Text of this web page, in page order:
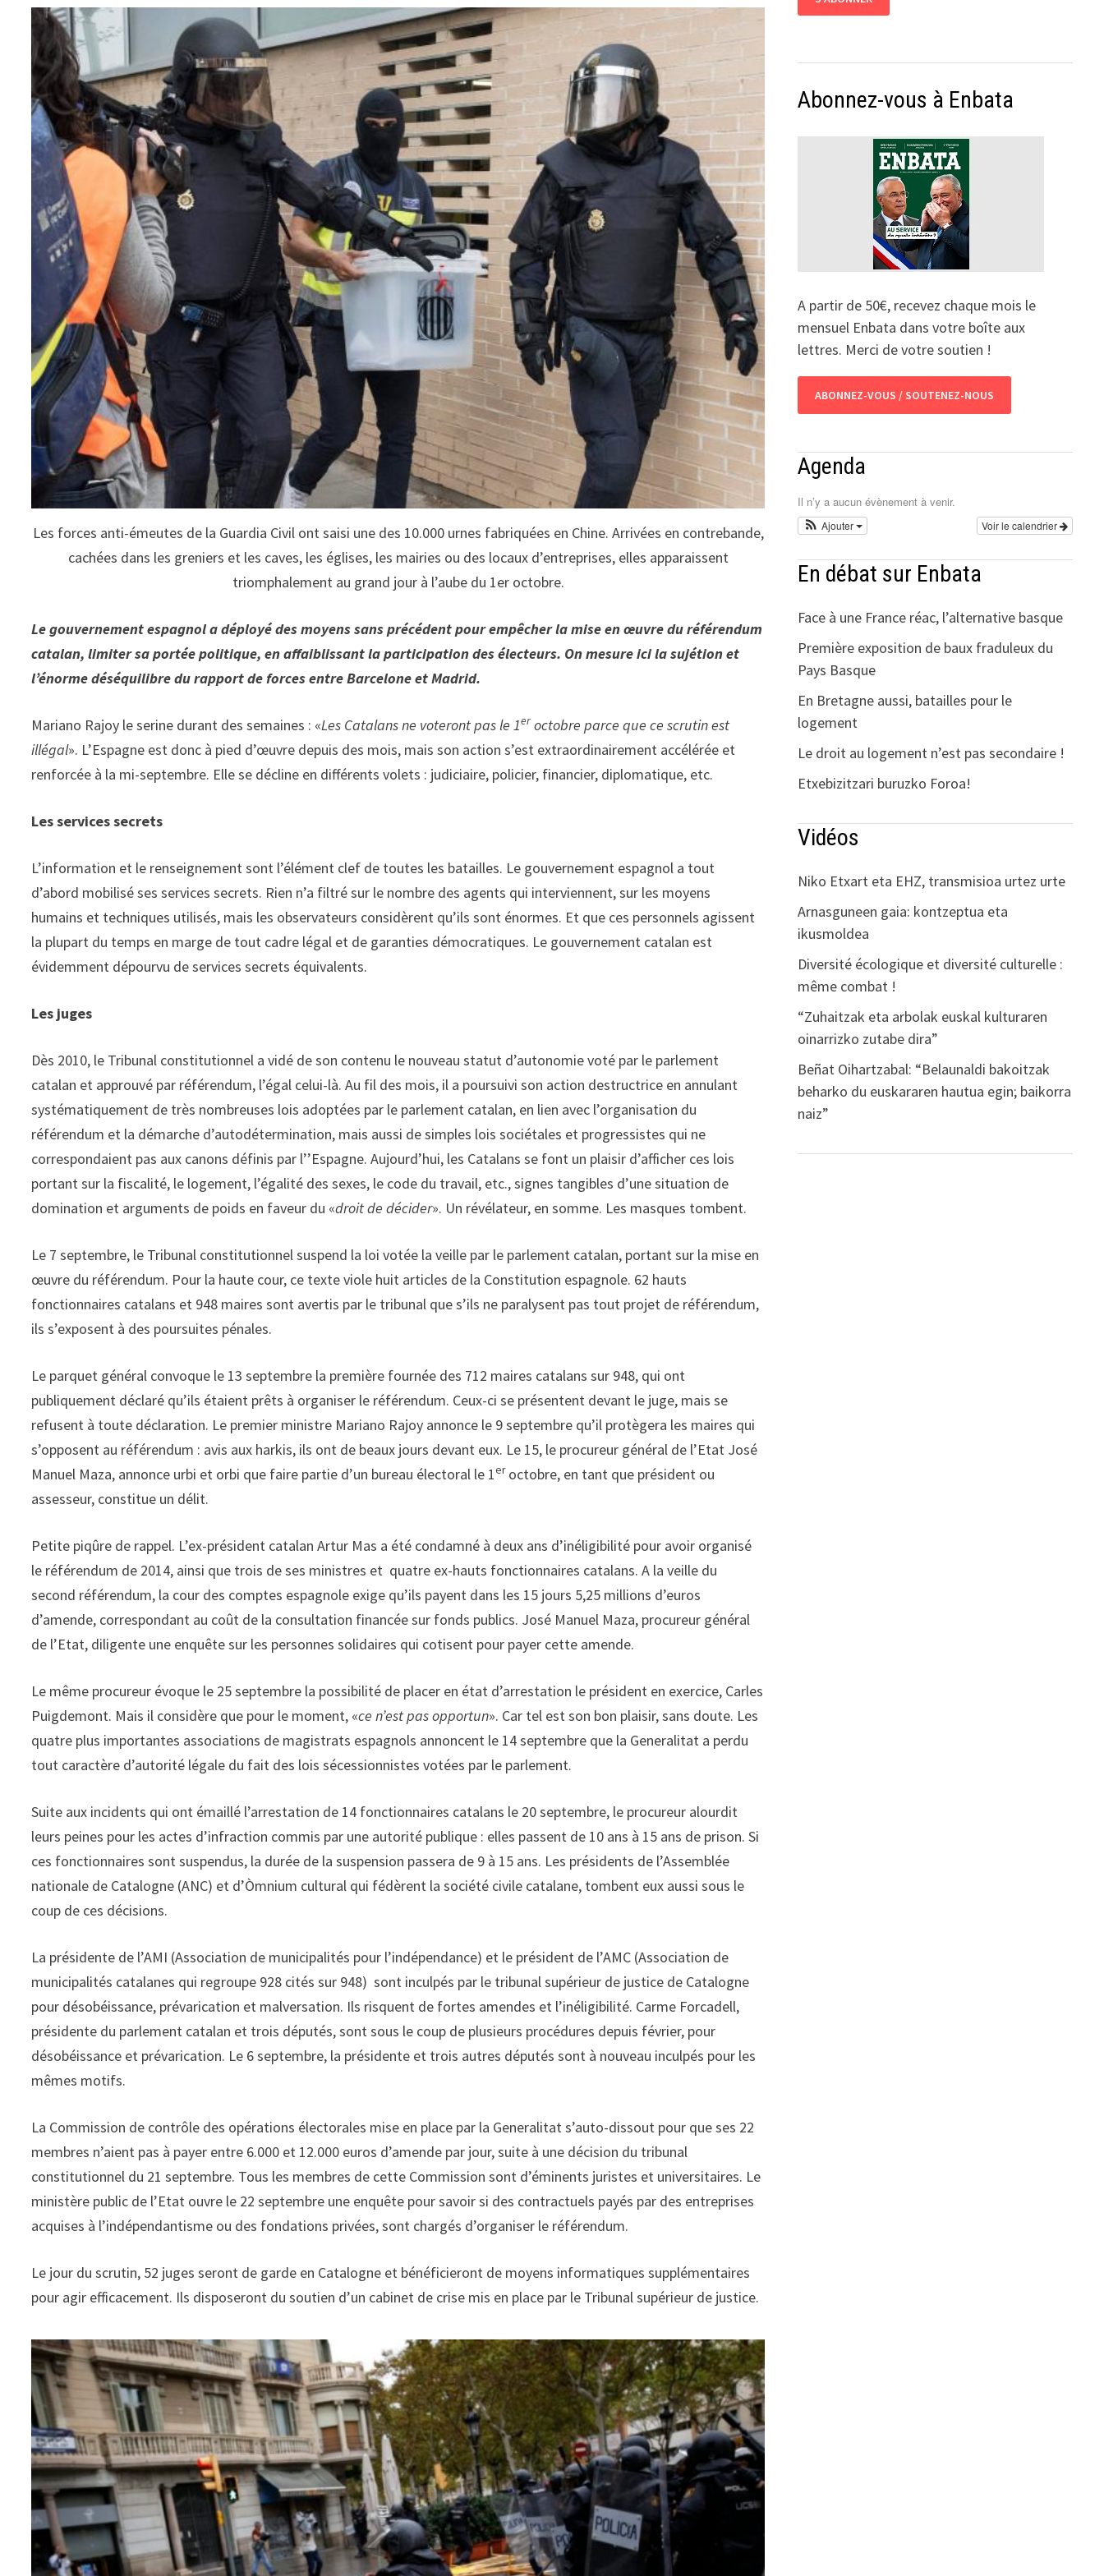
Les forces anti-émeutes de la Guardia Civil ont saisi une des 10.000 urnes fabriquées en Chine. Arrivées en contrebande,
cachées dans les greniers et les caves, les églises, les mairies ou des locaux d’entreprises, elles apparaissent
triomphalement au grand jour à l’aube du 1er octobre.
Le gouvernement espagnol a déployé des moyens sans précédent pour empêcher la mise en œuvre du référendum
catalan, limiter sa portée politique, en affaiblissant la participation des électeurs. On mesure ici la sujétion et
l’énorme déséquilibre du rapport de forces entre Barcelone et Madrid.
Mariano Rajoy le serine durant des semaines : «Les Catalans ne voteront pas le 1er octobre parce que ce scrutin est
illégal». L’Espagne est donc à pied d’œuvre depuis des mois, mais son action s’est extraordinairement accélérée et
renforcée à la mi-septembre. Elle se décline en différents volets : judiciaire, policier, financier, diplomatique, etc.
Les services secrets
L’information et le renseignement sont l’élément clef de toutes les batailles. Le gouvernement espagnol a tout
d’abord mobilisé ses services secrets. Rien n’a filtré sur le nombre des agents qui interviennent, sur les moyens
humains et techniques utilisés, mais les observateurs considèrent qu’ils sont énormes. Et que ces personnels agissent
la plupart du temps en marge de tout cadre légal et de garanties démocratiques. Le gouvernement catalan est
évidemment dépourvu de services secrets équivalents.
Les juges
Dès 2010, le Tribunal constitutionnel a vidé de son contenu le nouveau statut d’autonomie voté par le parlement
catalan et approuvé par référendum, l’égal celui-là. Au fil des mois, il a poursuivi son action destructrice en annulant
systématiquement de très nombreuses lois adoptées par le parlement catalan, en lien avec l’organisation du
référendum et la démarche d’autodétermination, mais aussi de simples lois sociétales et progressistes qui ne
correspondaient pas aux canons définis par l’’Espagne. Aujourd’hui, les Catalans se font un plaisir d’afficher ces lois
portant sur la fiscalité, le logement, l’égalité des sexes, le code du travail, etc., signes tangibles d’une situation de
domination et arguments de poids en faveur du «droit de décider». Un révélateur, en somme. Les masques tombent.
Le 7 septembre, le Tribunal constitutionnel suspend la loi votée la veille par le parlement catalan, portant sur la mise en
œuvre du référendum. Pour la haute cour, ce texte viole huit articles de la Constitution espagnole. 62 hauts
fonctionnaires catalans et 948 maires sont avertis par le tribunal que s’ils ne paralysent pas tout projet de référendum,
ils s’exposent à des poursuites pénales.
Le parquet général convoque le 13 septembre la première fournée des 712 maires catalans sur 948, qui ont
publiquement déclaré qu’ils étaient prêts à organiser le référendum. Ceux-ci se présentent devant le juge, mais se
refusent à toute déclaration. Le premier ministre Mariano Rajoy annonce le 9 septembre qu’il protègera les maires qui
s’opposent au référendum : avis aux harkis, ils ont de beaux jours devant eux. Le 15, le procureur général de l’Etat José
Manuel Maza, annonce urbi et orbi que faire partie d’un bureau électoral le 1eroctobre, en tant que président ou
assesseur, constitue un délit.
Petite piqûre de rappel. L’ex-président catalan Artur Mas a été condamné à deux ans d’inéligibilité pour avoir organisé
le référendum de 2014, ainsi que trois de ses ministres et quatre ex-hauts fonctionnaires catalans. A la veille du
second référendum, la cour des comptes espagnole exige qu’ils payent dans les 15 jours 5,25 millions d’euros
d’amende, correspondant au coût de la consultation financée sur fonds publics. José Manuel Maza, procureur général
de l’Etat, diligente une enquête sur les personnes solidaires qui cotisent pour payer cette amende.
Le même procureur évoque le 25 septembre la possibilité de placer en état d’arrestation le président en exercice, Carles
Puigdemont. Mais il considère que pour le moment, «ce n’est pas opportun». Car tel est son bon plaisir, sans doute. Les
quatre plus importantes associations de magistrats espagnols annoncent le 14 septembre que la Generalitat a perdu
tout caractère d’autorité légale du fait des lois sécessionnistes votées par le parlement.
Suite aux incidents qui ont émaillé l’arrestation de 14 fonctionnaires catalans le 20 septembre, le procureur alourdit
leurs peines pour les actes d’infraction commis par une autorité publique : elles passent de 10 ans à 15 ans de prison. Si
ces fonctionnaires sont suspendus, la durée de la suspension passera de 9 à 15 ans. Les présidents de l’Assemblée
nationale de Catalogne (ANC) et d’Òmnium cultural qui fédèrent la société civile catalane, tombent eux aussi sous le
coup de ces décisions.
La présidente de l’AMI (Association de municipalités pour l’indépendance) et le président de l’AMC (Association de
municipalités catalanes qui regroupe 928 cités sur 948) sont inculpés par le tribunal supérieur de justice de Catalogne
pour désobéissance, prévarication et malversation. Ils risquent de fortes amendes et l’inéligibilité. Carme Forcadell,
présidente du parlement catalan et trois députés, sont sous le coup de plusieurs procédures depuis février, pour
désobéissance et prévarication. Le 6 septembre, la présidente et trois autres députés sont à nouveau inculpés pour les
mêmes motifs.
La Commission de contrôle des opérations électorales mise en place par la Generalitat s’auto-dissout pour que ses 22
membres n’aient pas à payer entre 6.000 et 12.000 euros d’amende par jour, suite à une décision du tribunal
constitutionnel du 21 septembre. Tous les membres de cette Commission sont d’éminents juristes et universitaires. Le
ministère public de l’Etat ouvre le 22 septembre une enquête pour savoir si des contractuels payés par des entreprises
acquises à l’indépendantisme ou des fondations privées, sont chargés d’organiser le référendum.
Le jour du scrutin, 52 juges seront de garde en Catalogne et bénéficieront de moyens informatiques supplémentaires
pour agir efficacement. Ils disposeront du soutien d’un cabinet de crise mis en place par le Tribunal supérieur de justice.
Abonnez-vous à Enbata
A partir de 50€, recevez chaque mois le
mensuel Enbata dans votre boîte aux
lettres. Merci de votre soutien !
ABONNEZ-VOUS / SOUTENEZ-NOUS
Agenda
Il n’y a aucun évènement à venir.
Voir le calendrier
Ajouter
En débat sur Enbata
Face à une France réac, l’alternative basque
Première exposition de baux fraduleux du
Pays Basque
En Bretagne aussi, batailles pour le
logement
Le droit au logement n’est pas secondaire !
Etxebizitzari buruzko Foroa!
Vidéos
Niko Etxart eta EHZ, transmisioa urtez urte
Arnasguneen gaia: kontzeptua eta
ikusmoldea
Diversité écologique et diversité culturelle :
même combat !
“Zuhaitzak eta arbolak euskal kulturaren
oinarrizko zutabe dira”
Beñat Oihartzabal: “Belaunaldi bakoitzak
beharko du euskararen hautua egin; baikorra
naiz”